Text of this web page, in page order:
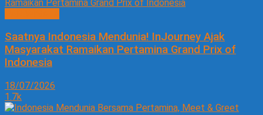
Saatnya Indonesia Mendunia! InJourney Ajak
Masyarakat Ramaikan Pertamina Grand Prix of
Indonesia
18/07/2026
1.7k